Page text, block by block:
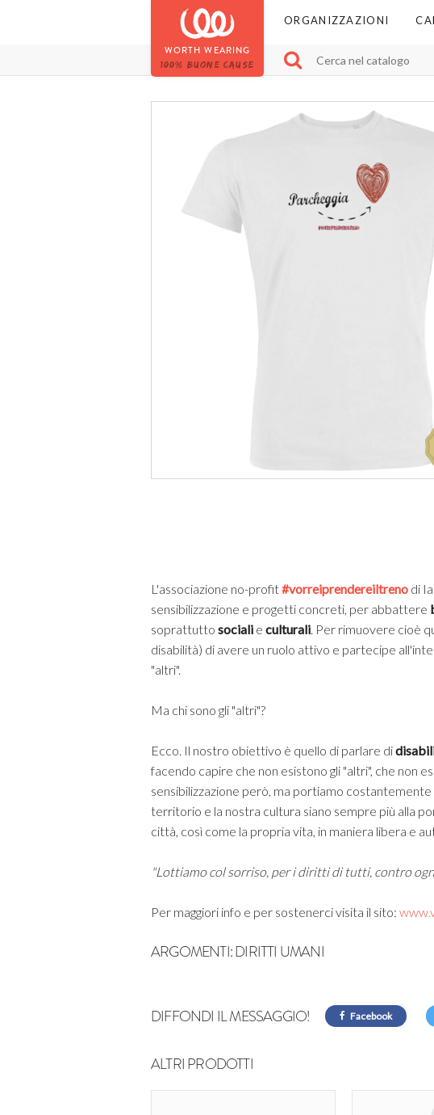
WORTH WEARING
100% BUONE CAUSE
ORGANIZZAZIONI
L'associazione no-profit#vorreiprendereiltreno di
sensibilizzazione e progetti concreti, per abbattere
soprattutto sociali e culturali. Per rimuovere cioè
disabilità) di avere un ruolo attivo e partecipe
"altri".
Ma chi sono gli "altri"?
Ecco. Il nostro obiettivo è quello di parlare di
facendo capire che non esistono gli "altri", che non
sensibilizzazione però, ma portiamo
territorio e la nostra cultura siano sempre più alla
città, così come la propria vita, in maniera libera e
"Lottiamo col sorriso, per i diritti di tutti, contro
Per maggiori info e per sostenerci visita il sito:
ARGOMENTI:DIRITTI UMANI
DIFFONDI IL MESSAGGIO! Facebook
ALTRI PRODOTTI